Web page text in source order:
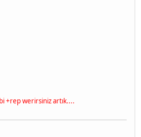
+rep werirsiniz artık....